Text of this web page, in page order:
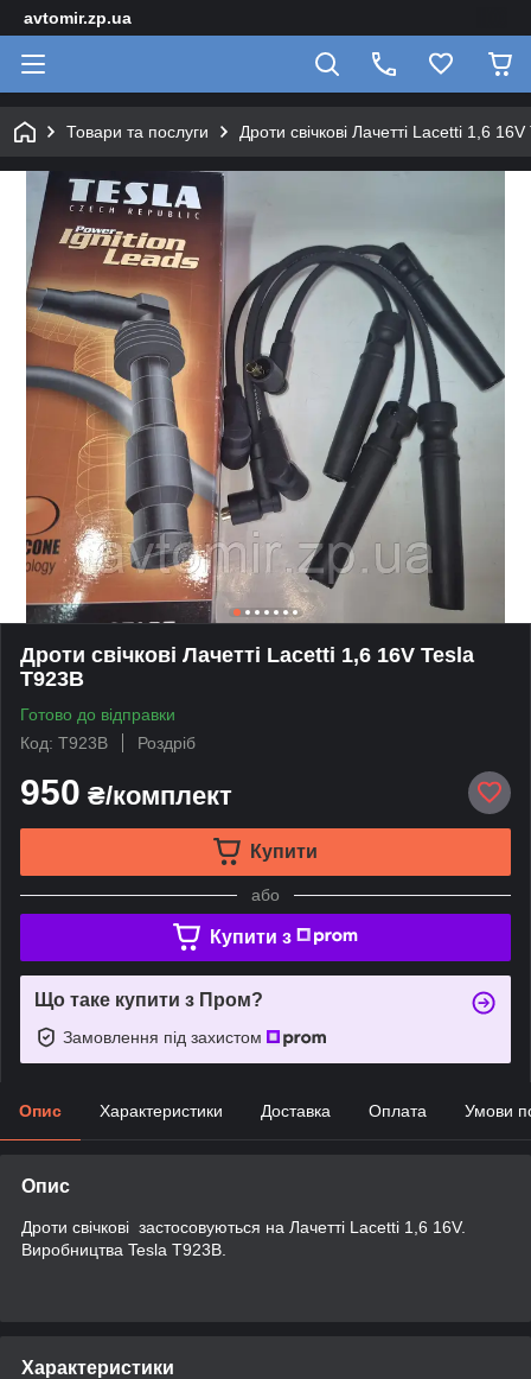
avtomir.zp.ua
Товари та послуги Дроти свічкові Лачетті Lacetti 1,6
Дроти свічкові Лачетті Lacetti 1,6 16V Tesla
T923B
Готово до відправки
Код: T923B
Роздріб
950 ₴/комплект
Купити
або
Купити з
Що таке купити з Пром?
Замовлення під захистом
Опис Характеристики Доставка Оплата Умови
Опис
Дроти свічкові застосовуються на Лачетті Lacetti 1,6 16V.
Виробництва Tesla T923B.
Характеристики